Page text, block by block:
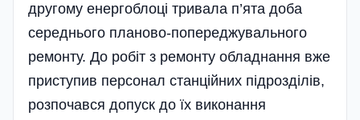
другому енергоблоці тривала п’ята доба
середнього планово-попереджувального
ремонту. До робіт з ремонту обладнання вже
приступив персонал станційних підрозділів,
розпочався допуск до їх виконання